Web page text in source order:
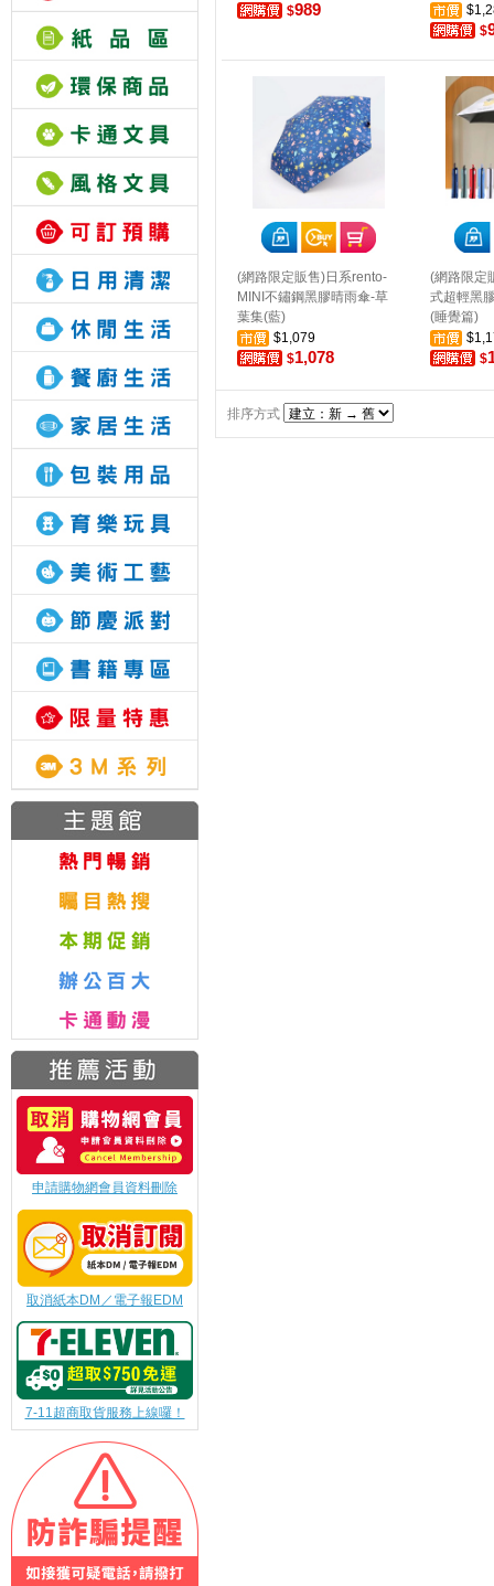
申請購物網會員資料刪除
取消紙本DM／電子報EDM
7-11超商取貨服務上線囉！
$989
$
(網路限定販售)日系rento-
MINI不鏽鋼黑膠晴雨傘-草
葉集(藍)
$1,079
$1,078
(網路限定
式超輕黑
(睡覺篇)
$
排序方式